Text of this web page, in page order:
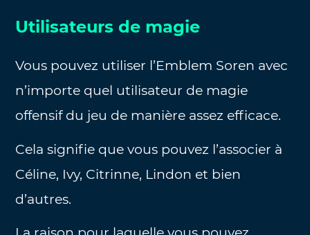
Utilisateurs de magie
Vous pouvez utiliser l’Emblem Soren avec
n’importe quel utilisateur de magie
offensif du jeu de manière assez efficace.
Cela signifie que vous pouvez l’associer à
Céline, Ivy, Citrinne, Lindon et bien
d’autres.